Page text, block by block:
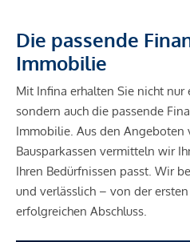
Die passende
Immobilie
Mit Infina erhalten Sie nicht nur
sondern auch die passende
Immobilie. Aus den Angeboten
Bausparkassen vermitteln wir
Ihren Bedürfnissen passt. Wir
und verlässlich – von der
erfolgreichen Abschluss.